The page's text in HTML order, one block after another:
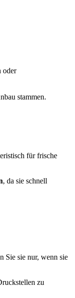
oder
stammen.
für frische
, da sie schnell
Sie sie nur, wenn sie
zu